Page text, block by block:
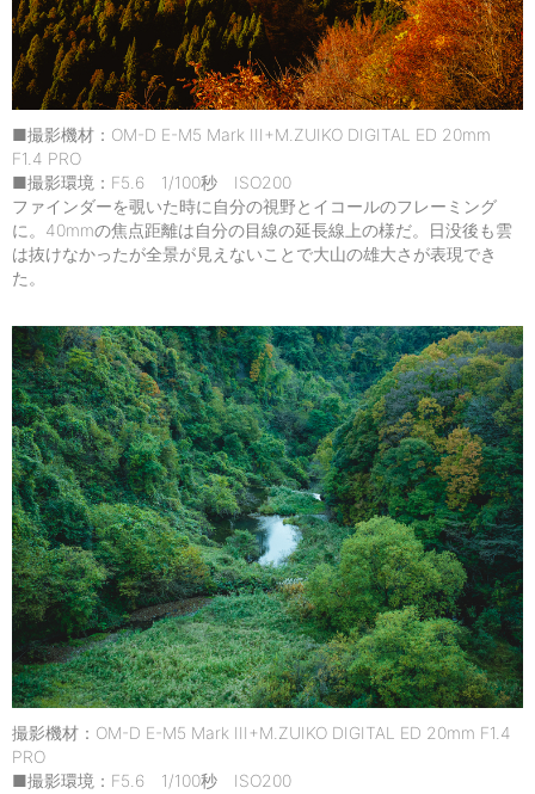
■撮影機材：OM-D E-M5 Mark III+M.ZUIKO DIGITAL ED 20mm
F1.4 PRO
■撮影環境：F5.6 1/100秒 ISO200
ファインダーを覗いた時に自分の視野とイコールのフレーミング
に。40mmの焦点距離は自分の目線の延長線上の様だ。日没後も雲
は抜けなかったが全景が見えないことで大山の雄大さが表現でき
た。
撮影機材：OM-D E-M5 Mark III+M.ZUIKO DIGITAL ED 20mm F1.4
PRO
■撮影環境：F5.6 1/100秒 ISO200